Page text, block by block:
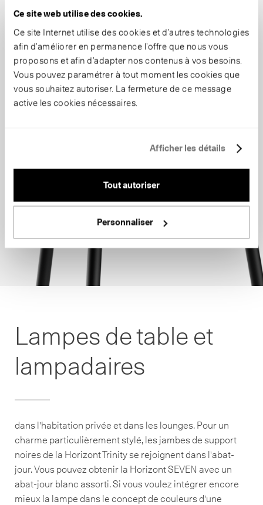
Ce site web utilise des cookies.
Ce site Internet utilise des cookies et d’autres technologies
afin d’améliorer en permanence l’offre que nous vous
proposons et afin d’adapter nos contenus à vos besoins.
Vous pouvez paramétrer à tout moment les cookies que
vous souhaitez autoriser. La fermeture de ce message
active les cookies nécessaires.
Afficher les détails
Tout autoriser
Personnaliser
Lampes de table et
lampadaires
dans l'habitation privée et dans les lounges. Pour un
charme particulièrement stylé, les jambes de support
noires de la Horizont Trinity se rejoignent dans l'abat-
jour. Vous pouvez obtenir la Horizont SEVEN avec un
abat-jour blanc assorti. Si vous voulez intégrer encore
mieux la lampe dans le concept de couleurs d'une